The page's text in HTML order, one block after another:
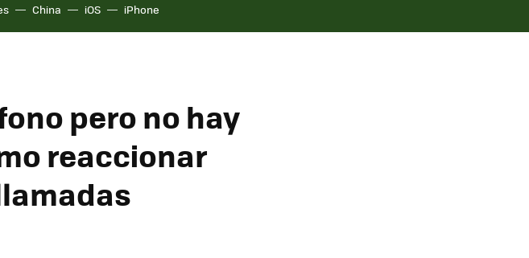
China iOS iPhone
pero no hay
reaccionar